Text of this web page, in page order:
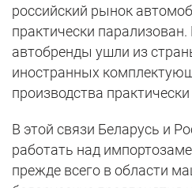
российский рынок
практически
автобренды ушли из
иностранных
производства
В этой связи Беларусь и
работать над
прежде всего в области